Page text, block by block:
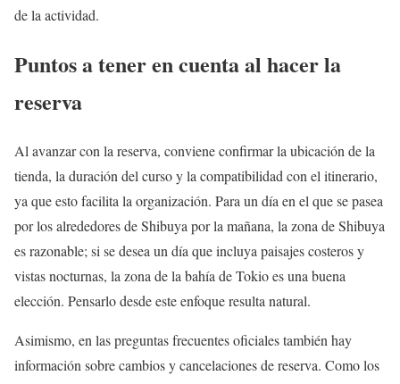
de la actividad.
Puntos a tener en cuenta al hacer la
reserva
Al avanzar con la reserva, conviene confirmar la ubicación de la
tienda, la duración del curso y la compatibilidad con el itinerario,
ya que esto facilita la organización. Para un día en el que se pasea
por los alrededores de Shibuya por la mañana, la zona de Shibuya
es razonable; si se desea un día que incluya paisajes costeros y
vistas nocturnas, la zona de la bahía de Tokio es una buena
elección. Pensarlo desde este enfoque resulta natural.
Asimismo, en las preguntas frecuentes oficiales también hay
información sobre cambios y cancelaciones de reserva. Como los